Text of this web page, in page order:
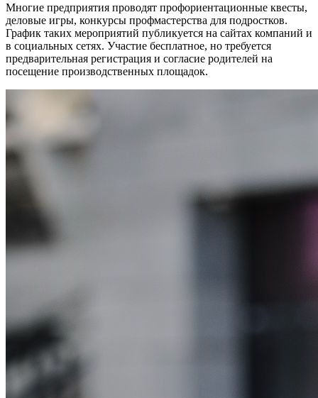
Многие предприятия проводят профориентационные квесты,
деловые игры, конкурсы профмастерства для подростков.
График таких мероприятий публикуется на сайтах компаний и
в социальных сетях. Участие бесплатное, но требуется
предварительная регистрация и согласие родителей на
посещение производственных площадок.